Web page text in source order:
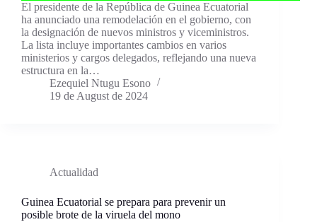
El presidente de la República de Guinea Ecuatorial
ha anunciado una remodelación en el gobierno, con
la designación de nuevos ministros y viceministros.
La lista incluye importantes cambios en varios
ministerios y cargos delegados, reflejando una nueva
estructura en la…
Ezequiel Ntugu Esono
19 de August de 2024
Actualidad
Guinea Ecuatorial se prepara para prevenir un
posible brote de la viruela del mono